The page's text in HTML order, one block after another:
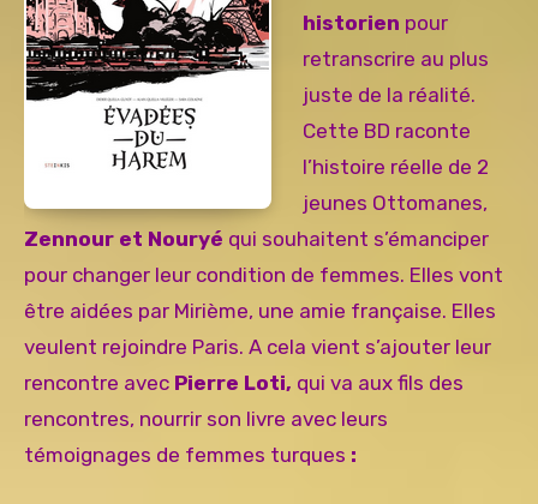
historien pour
retranscrire au plus
juste de la réalité.
Cette BD raconte
l’histoire réelle de 2
jeunes Ottomanes,
Zennour et Nouryé qui souhaitent s’émanciper
pour changer leur condition de femmes. Elles vont
être aidées par Mirième, une amie française. Elles
veulent rejoindre Paris. A cela vient s’ajouter leur
rencontre avec Pierre Loti, qui va aux fils des
rencontres, nourrir son livre avec leurs
témoignages de femmes turques :